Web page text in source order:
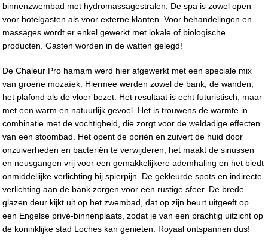
binnenzwembad met hydromassagestralen. De spa is zowel open
voor hotelgasten als voor externe klanten. Voor behandelingen en
massages wordt er enkel gewerkt met lokale of biologische
producten. Gasten worden in de watten gelegd!
De Chaleur Pro hamam werd hier afgewerkt met een speciale mix
van groene mozaïek. Hiermee werden zowel de bank, de wanden,
het plafond als de vloer bezet. Het resultaat is echt futuristisch, maar
met een warm en natuurlijk gevoel. Het is trouwens de warmte in
combinatie met de vochtigheid, die zorgt voor de weldadige effecten
van een stoombad. Het opent de poriën en zuivert de huid door
onzuiverheden en bacteriën te verwijderen, het maakt de sinussen
en neusgangen vrij voor een gemakkelijkere ademhaling en het biedt
onmiddellijke verlichting bij spierpijn. De gekleurde spots en indirecte
verlichting aan de bank zorgen voor een rustige sfeer. De brede
glazen deur kijkt uit op het zwembad, dat op zijn beurt uitgeeft op
een Engelse privé-binnenplaats, zodat je van een prachtig uitzicht op
de koninklijke stad Loches kan genieten. Royaal ontspannen dus!